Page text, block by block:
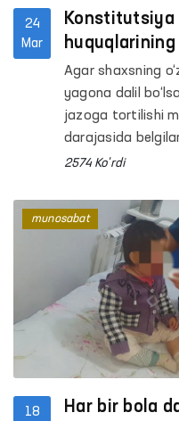
24
Mar
Konstitutsiya
Agar shaxsning
yagona dalil
jazoga tortilishi
darajasida
holatlarini keltirib
xalqaro
yaʼni shaxsni
huquqlari,
bo‘yicha ham
2574 Ko'rdi
18
Har bir bola
munosabat